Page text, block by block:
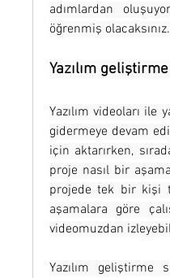
adımlardan
öğrenmiş
Yazılım
Yazılım videoları ile
gidermeye devam
için aktarırken,
proje nasıl bir
projede tek bir kişi
aşamalara göre
videomuzdan
Yazılım geliştirme